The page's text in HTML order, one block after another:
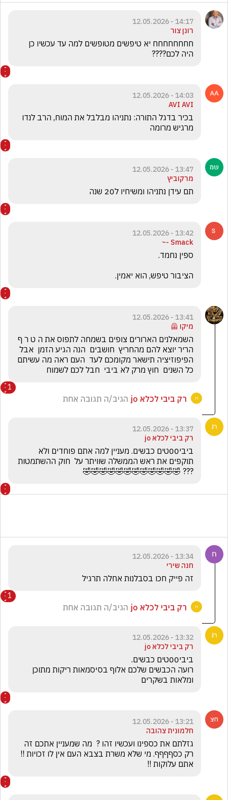
14:17 - 12.05.2026
רונן צור
היה לכם????
14:03 - 12.05.2026
AVI AVI
מרגיש מרומה
13:47 - 12.05.2026
מרקוביץ
תם עידן נתניהו ומשיחיו ל20 שנה
13:42 - 12.05.2026
Smack -~
הציבור טיפש, הוא יאמין.
13:41 - 12.05.2026
מיקו 🦺
כל השנים  חוץ מרק לא ביבי  חבל לכם לשמוח
1
רק ביבי לכלא jo הגיב/ה תגובה אחת
13:37 - 12.05.2026
רק ביבי לכלא jo
??? 🤣🤣🤣🤣🤣🤣🤣🤣🤣🤣🤣🤣
13:34 - 12.05.2026
חנה שירי
זה פייק חכו בסבלנות אחלה תרגיל
1
רק ביבי לכלא jo הגיב/ה תגובה אחת
13:32 - 12.05.2026
רק ביבי לכלא jo
ומלאות בשקרים
13:21 - 12.05.2026
חלמונית צהובה
אתם עלוקות !!